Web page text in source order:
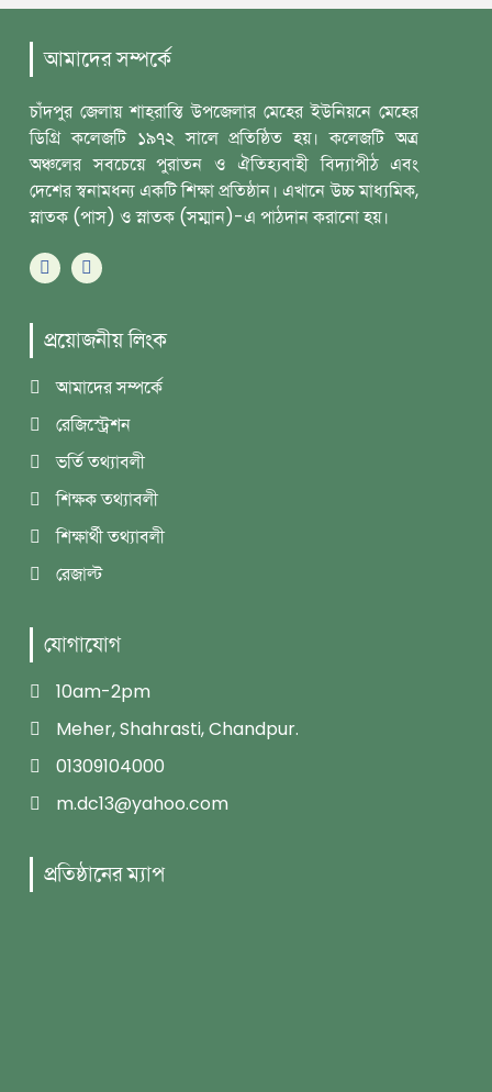
আমাদের সম্পর্কে
চাঁদপুর জেলায় শাহ্‌রাস্তি উপজেলার মেহের ইউনিয়নে মেহের
ডিগ্রি কলেজটি ১৯৭২ সালে প্রতিষ্ঠিত হয়। কলেজটি অত্র
অঞ্চলের সবচেয়ে পুরাতন ও ঐতিহ্যবাহী বিদ্যাপীঠ এবং
দেশের স্বনামধন্য একটি শিক্ষা প্রতিষ্ঠান। এখানে উচ্চ মাধ্যমিক,
স্নাতক (পাস) ও স্নাতক (সম্মান)-এ পাঠদান করানো হয়।
প্রয়োজনীয় লিংক
আমাদের সম্পর্কে
রেজিস্ট্রেশন
ভর্তি তথ্যাবলী
শিক্ষক তথ্যাবলী
শিক্ষার্থী তথ্যাবলী
রেজাল্ট
যোগাযোগ
10am-2pm
Meher, Shahrasti, Chandpur.
01309104000
m.dc13@yahoo.com
প্রতিষ্ঠানের ম্যাপ